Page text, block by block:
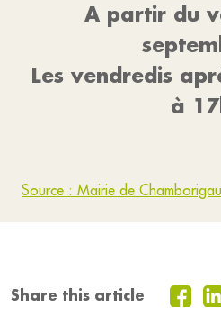
A partir du
Les vendredis
à
Source : Mairie de
Share this article